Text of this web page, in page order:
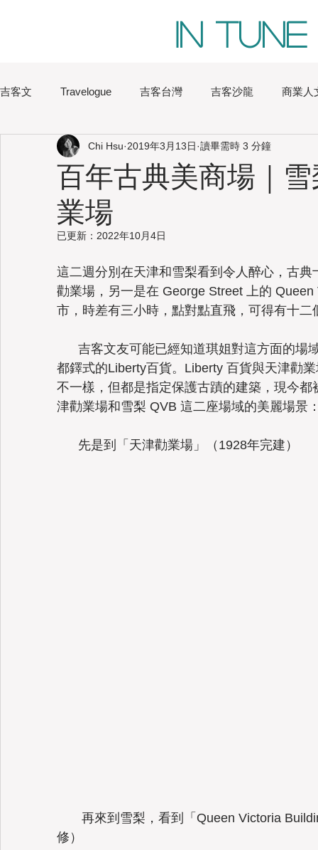
In
吉客文 Travelogue 吉客台灣 吉客沙龍 商業人
Chi Hsu Water Lin Australia Boston
Heritage Hong Kong
Taiwan
百年古典美商場｜
業場
Chi Hsu 2019年3月13日 讀畢需時 3 分鐘
已更新： 2022年10月4日
這二週分別在天津和雪梨看到令人醉心，古
勸業場，另一是在 George Street 上的
市，時差有三小時，點對點直飛，可得有十二
都鐸式的Liberty百貨。Liberty 百貨與天津勸
不一樣，但都是指定保護古蹟的建築，現今
津勸業場和雪梨 QVB 這二座場域的美麗場景
      先是到「天津勸業場」（1928年完建）
修）